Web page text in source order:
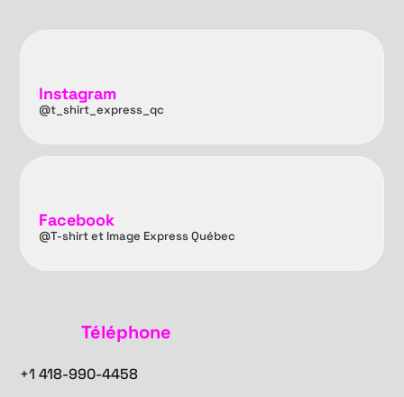
Instagram
@t_shirt_express_qc
Facebook
@T-shirt et Image Express Québec
Téléphone
+1418-990-4458